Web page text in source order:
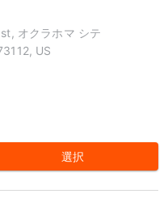
オクラホマ シテ
US
選択